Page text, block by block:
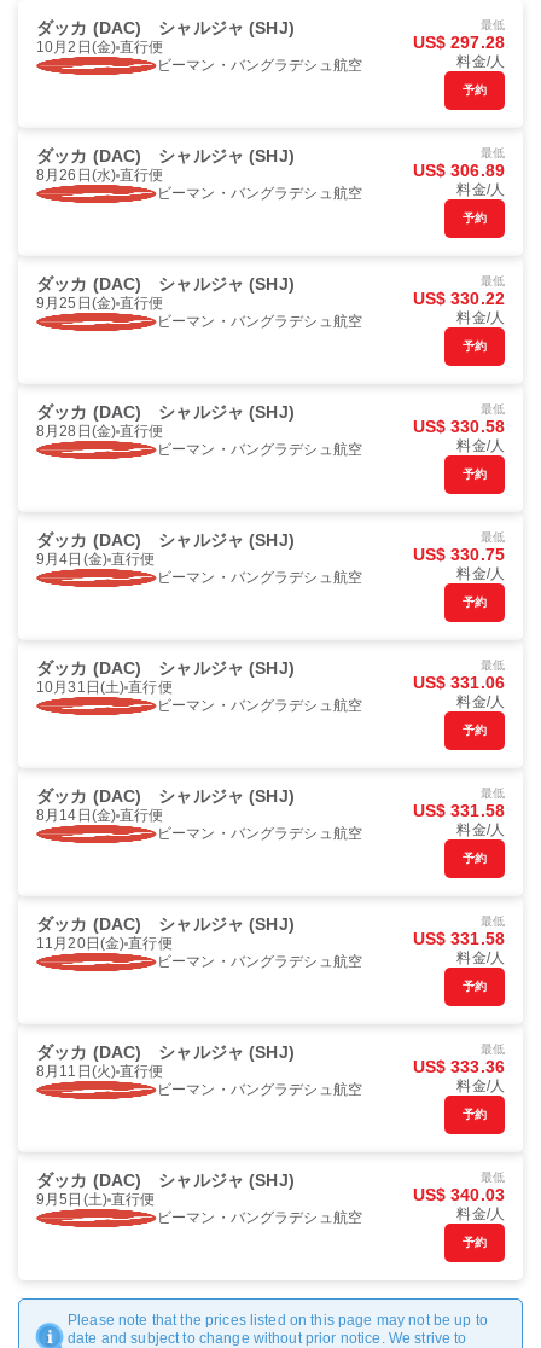
ダッカ (DAC) シャルジャ (SHJ)
10月2日(金) 直行便
ビーマン・バングラデシュ航空
最低
US$ 297.28
料金/人
予約
ダッカ (DAC) シャルジャ (SHJ)
8月26日(水) 直行便
ビーマン・バングラデシュ航空
最低
US$ 306.89
料金/人
予約
ダッカ (DAC) シャルジャ (SHJ)
9月25日(金) 直行便
ビーマン・バングラデシュ航空
最低
US$ 330.22
料金/人
予約
ダッカ (DAC) シャルジャ (SHJ)
8月28日(金) 直行便
ビーマン・バングラデシュ航空
最低
US$ 330.58
料金/人
予約
ダッカ (DAC) シャルジャ (SHJ)
9月4日(金) 直行便
ビーマン・バングラデシュ航空
最低
US$ 330.75
料金/人
予約
ダッカ (DAC) シャルジャ (SHJ)
10月31日(土) 直行便
ビーマン・バングラデシュ航空
最低
US$ 331.06
料金/人
予約
ダッカ (DAC) シャルジャ (SHJ)
8月14日(金) 直行便
ビーマン・バングラデシュ航空
最低
US$ 331.58
料金/人
予約
ダッカ (DAC) シャルジャ (SHJ)
11月20日(金) 直行便
ビーマン・バングラデシュ航空
最低
US$ 331.58
料金/人
予約
ダッカ (DAC) シャルジャ (SHJ)
8月11日(火) 直行便
ビーマン・バングラデシュ航空
最低
US$ 333.36
料金/人
予約
ダッカ (DAC) シャルジャ (SHJ)
9月5日(土) 直行便
ビーマン・バングラデシュ航空
最低
US$ 340.03
料金/人
予約
Please note that the prices listed on this page may not be up to
date and subject to change without prior notice. We strive to